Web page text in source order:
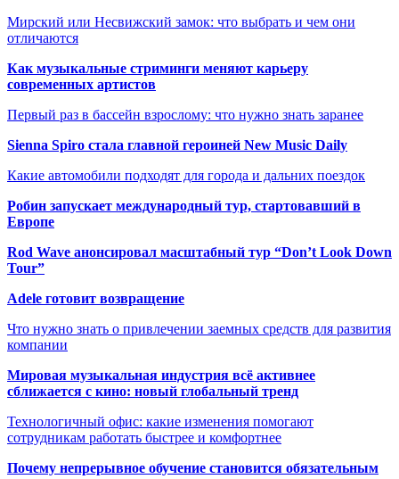
Мирский или Несвижский замок: что выбрать и чем они
отличаются
Как музыкальные стриминги меняют карьеру
современных артистов
Первый раз в бассейн взрослому: что нужно знать заранее
Sienna Spiro стала главной героиней New Music Daily
Какие автомобили подходят для города и дальних поездок
Робин запускает международный тур, стартовавший в
Европе
Rod Wave анонсировал масштабный тур “Don’t Look Down
Tour”
Adele готовит возвращение
Что нужно знать о привлечении заемных средств для развития
компании
Мировая музыкальная индустрия всё активнее
сближается с кино: новый глобальный тренд
Технологичный офис: какие изменения помогают
сотрудникам работать быстрее и комфортнее
Почему непрерывное обучение становится обязательным